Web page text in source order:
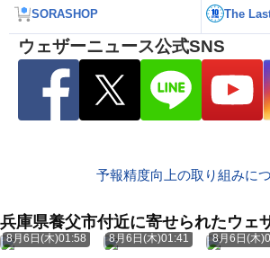
SORASHOP The
ウェザーニュース公式SNS
予報精度向上の取り組みに
兵庫県養父市付近に寄せられたウェ
8月6日(木)01:58 8月6日(木)01:41 8月6日(木